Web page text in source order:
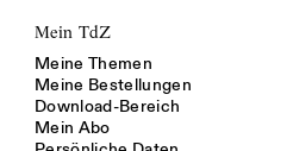
Mein TdZ
Meine Themen
Meine Bestellungen
Download-Bereich
Mein Abo